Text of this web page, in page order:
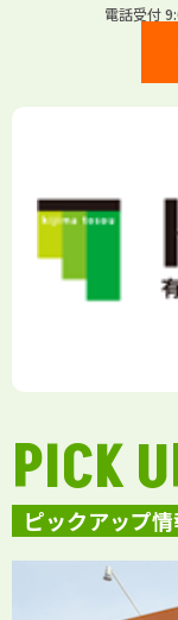
電話受付
ピックアップ
PICK